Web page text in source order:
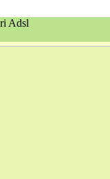
Adsl